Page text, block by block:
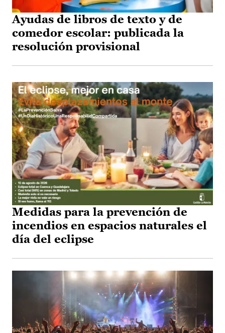
Ayudas de libros de texto y de
comedor escolar: publicada la
resolución provisional
Medidas para la prevención de
incendios en espacios naturales el
día del eclipse